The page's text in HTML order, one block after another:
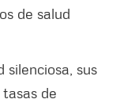
de salud
sus
de